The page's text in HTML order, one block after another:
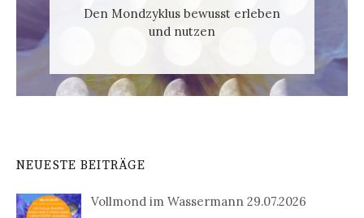
Den Mondzyklus bewusst erleben
und nutzen
NEUESTE BEITRÄGE
Vollmond im Wassermann 29.07.2026